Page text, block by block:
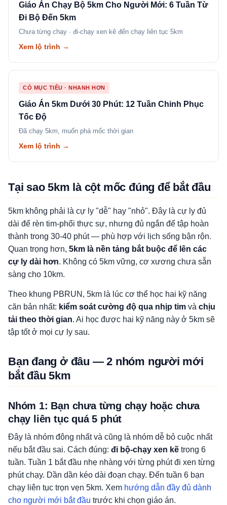
Giáo Án Chạy Bộ 5km Cho Người Mới: 6 Tuần Từ
Đi Bộ Đến 5km
Chưa từng chạy · đi-chạy xen kẽ đến chạy liên tục 5km
Xem lộ trình →
CÓ MỤC TIÊU · NHANH HƠN
Giáo Án 5km Dưới 30 Phút: 12 Tuần Chinh Phục
Tốc Độ
Đã chạy 5km, muốn phá mốc thời gian
Xem lộ trình →
Tại sao 5km là cột mốc đúng để bắt đầu
5km không phải là cự ly "dễ" hay "nhỏ". Đây là cự ly đủ
dài để rèn tim-phổi thực sự, nhưng đủ ngắn để tập hoàn
thành trong 30-40 phút — phù hợp với lịch sống bận rộn.
Quan trọng hơn, 5km là nền tảng bắt buộc để lên các
cự ly dài hơn. Không có 5km vững, cơ xương chưa sẵn
sàng cho 10km.
Theo khung PBRUN, 5km là lúc cơ thể học hai kỹ năng
căn bản nhất: kiểm soát cường độ qua nhịp tim và chịu
tải theo thời gian. Ai học được hai kỹ năng này ở 5km sẽ
tập tốt ở mọi cự ly sau.
Bạn đang ở đâu — 2 nhóm người mới
bắt đầu 5km
Nhóm 1: Bạn chưa từng chạy hoặc chưa
chạy liên tục quá 5 phút
Đây là nhóm đông nhất và cũng là nhóm dễ bỏ cuộc nhất
nếu bắt đầu sai. Cách đúng: đi bộ-chạy xen kẽ trong 6
tuần. Tuần 1 bắt đầu nhẹ nhàng với từng phút đi xen từng
phút chạy. Dần dần kéo dài đoạn chạy. Đến tuần 6 bạn
chạy liên tục trọn vẹn 5km. Xem hướng dẫn đầy đủ dành
cho người mới bắt đầu trước khi chọn giáo án.